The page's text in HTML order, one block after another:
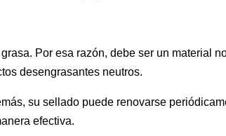
Por esa razón, debe ser un material
desengrasantes neutros.
su sellado puede renovarse
efectiva.